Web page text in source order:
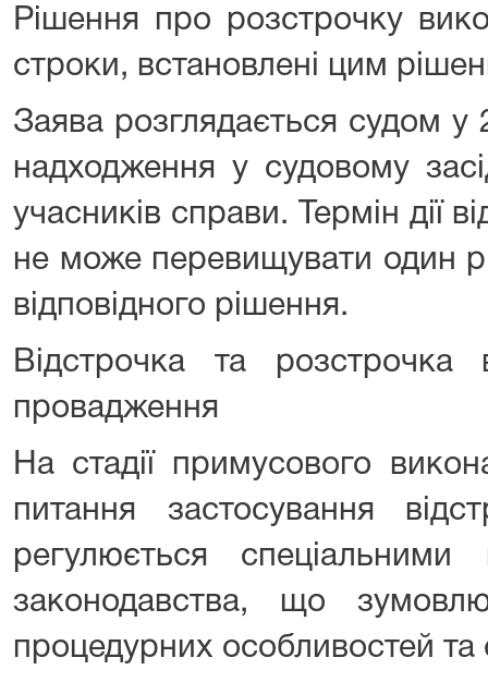
Рішення про розстрочку
строки, встановлені цим
Заява розглядається судом у
надходження у судовому
учасників справи. Термін дії
не може перевищувати один
відповідного рішення.
Відстрочка та
провадження
На стадії примусового
питання застосування
регулюється
законодавства, що
процедурних особливостей та